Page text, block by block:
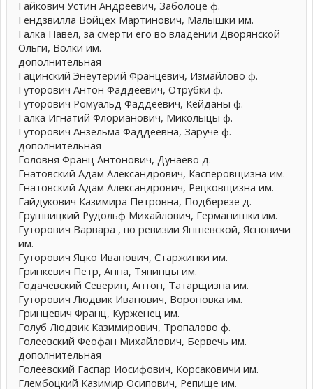
Гайкович Устин Андреевич, Заболоце ф.
Гендзвилла Войцех Мартинович, Малышки им.
Галка Павел, за смерти его во владении Дворянской
Ольги, Волки им.
дополнительная
Гацинский Энеутерий Францевич, Измайлово ф.
Гуторович Антон Фаддеевич, Отрубки ф.
Гуторович Ромуальд Фаддеевич, Кейданы ф.
Галка Игнатий Флорианович, Миколыцы ф.
Гуторович Анзельма Фаддеевна, Заруче ф.
дополнительная
Головня Франц Антонович, Дунаево д.
Гнатовский Адам Александрович, Касперовщизна им.
Гнатовский Адам Александрович, Рецковщизна им.
Гайдукович Казимира Петровна, Подберезе д.
Грушвицкий Рудольф Михайлович, Германишки им.
Гуторович Варвара , по ревизии Яншевской, Ясновичи
им.
Гуторович Яцко Иванович, Старжинки им.
Гринкевич Петр, Анна, Тяпинцы им.
Годачевский Северин, Антон, Татарщизна им.
Гуторович Людвик Иванович, Вороновка им.
Гринцевич Франц, Курженец им.
Голуб Людвик Казимирович, Тропалово ф.
Голеевский Феофан Михайлович, Бервечь им.
дополнительная
Голеевский Гаспар Иосифович, Корсаковичи им.
Глембоцкий Казимир Осипович, Репище им.